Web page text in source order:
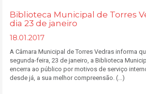
Biblioteca Municipal de Torres
dia 23 de janeiro
18.01.2017
A Câmara Municipal de Torres Vedras informa
segunda-feira, 23 de janeiro, a Biblioteca
encerra ao público por motivos de serviço
desde já, a sua melhor compreensão. (...)